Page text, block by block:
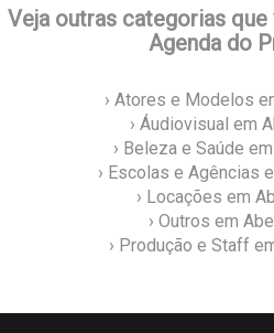
Veja outras categorias
Agenda do
› Atores e Modelos
› Áudiovisual em
› Beleza e Saúde
› Escolas e Agências
› Locações em
› Outros em
› Produção e Staff